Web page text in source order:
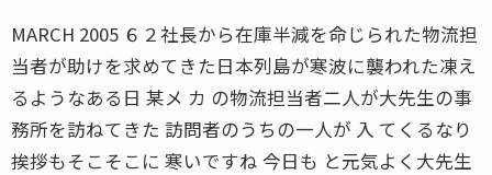
MARCH 2005 ６２社長から在庫半減を命じられた物流担
当者が助けを求めてきた日本列島が寒波に襲われた凍え
るようなある日 某メ カ の物流担当者二人が大先生の事
務所を訪ねてきた 訪問者のうちの一人が 入 てくるなり
挨拶もそこそこに 寒いですね 今日も と元気よく大先生